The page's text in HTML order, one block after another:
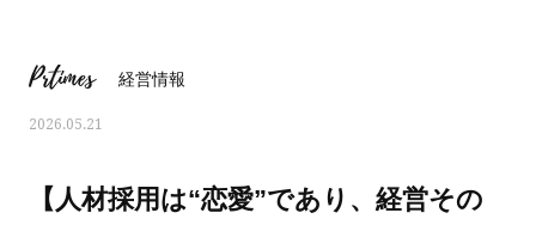
Prtimes 経営情報
2026.05.21
【人材採用は“恋愛”であり、経営その